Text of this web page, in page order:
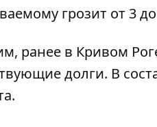
грозит от 3
ранее в Кривом
долги. В